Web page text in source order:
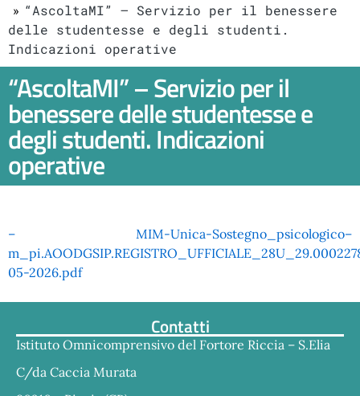
“AscoltaMI” – Servizio per il benessere
delle studentesse e degli studenti.
Indicazioni operative
“AscoltaMI” – Servizio per il
benessere delle studentesse e
degli studenti. Indicazioni
operative
– MIM-Unica-Sostegno_psicologico–
05-2026.pdf
Contatti
Istituto Omnicomprensivo del Fortore Riccia – S.Elia
C/da Caccia Murata